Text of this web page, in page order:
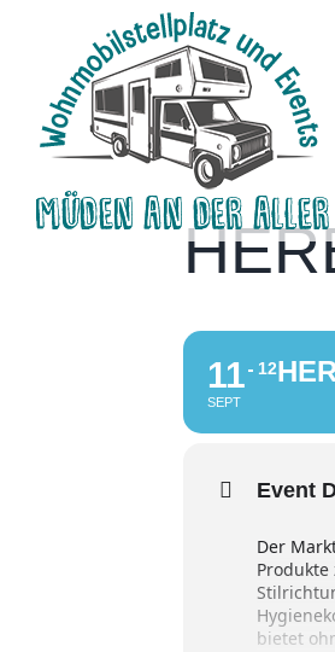
springen
11
SEPT
12
Event
Der
bietet